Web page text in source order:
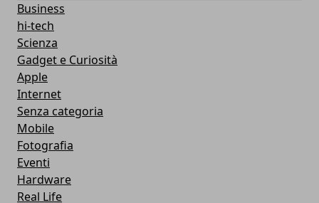
Business
hi-tech
Scienza
Gadget e Curiosità
Apple
Internet
Senza categoria
Mobile
Fotografia
Eventi
Hardware
Real Life